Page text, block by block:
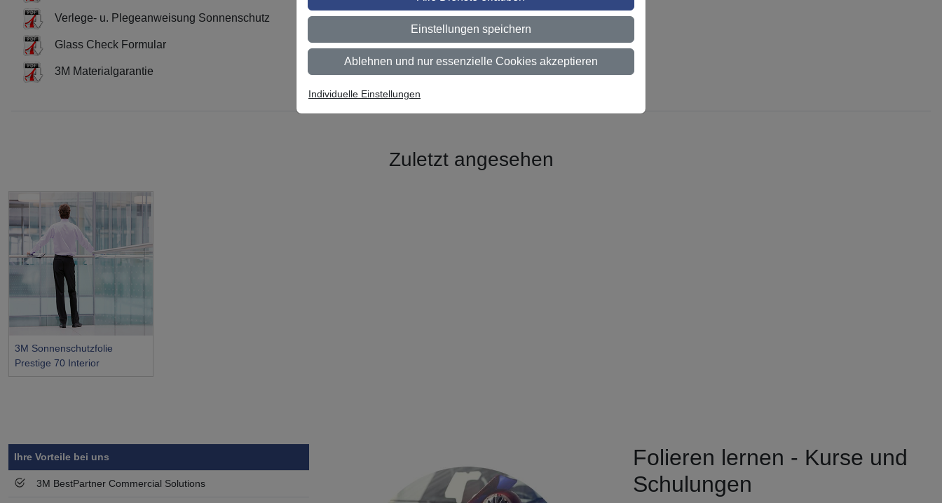
Verlege- u. Plegeanweisung Sonnenschutz
Glass Check Formular
3M Materialgarantie
Zuletzt angesehen
3M Sonnenschutzfolie
Prestige 70 Interior
Ihre Vorteile bei uns
3M BestPartner Commercial Solutions
Folieren lernen - Kurse und
Schulungen
Einstellungen speichern
Ablehnen und nur essenzielle Cookies akzeptieren
Individuelle Einstellungen